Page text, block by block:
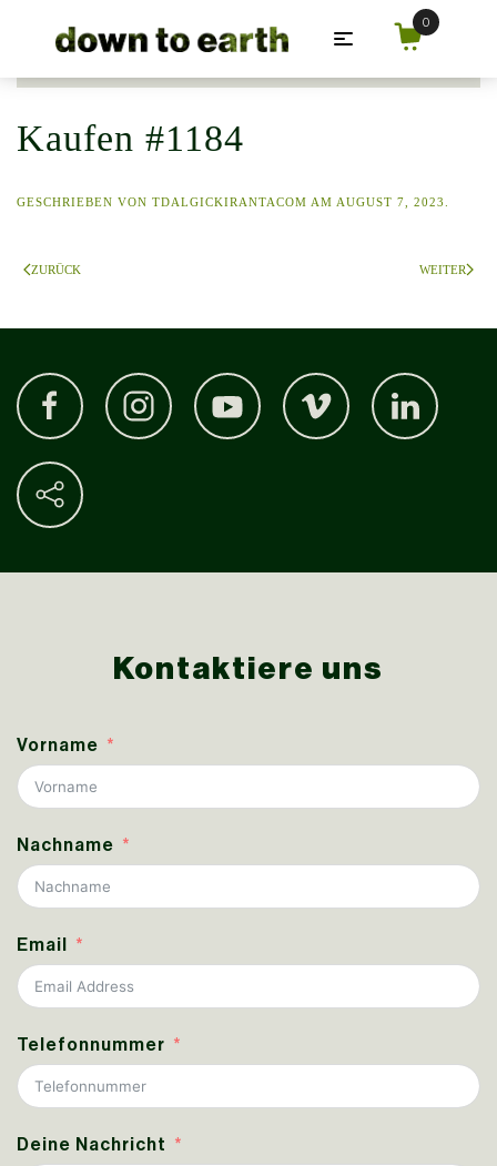
Zum Hauptinhalt springen
Kaufen #1184
GESCHRIEBEN VON TDALGICKIRANTACOM AM AUGUST 7, 2023
ZURÜCK WEITER
Kontaktiere uns
Vorname
Nachname
Email
Telefonnummer
Deine Nachricht